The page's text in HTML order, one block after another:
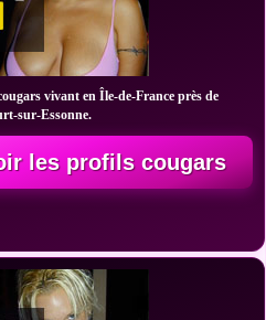
vivant en Île-de-France près de
sur-Essonne.
les profils cougars